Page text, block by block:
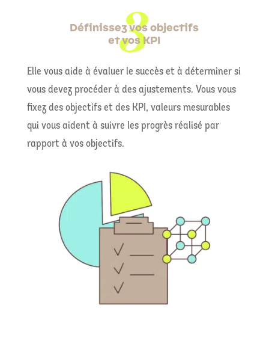
Définissez vos objectifs
et vos KPI
Elle vous aide à évaluer le succès et à déterminer si
vous devez procéder à des ajustements. Vous vous
fixez des objectifs et des KPI, valeurs mesurables
qui vous aident à suivre les progrès réalisé par
rapport à vos objectifs.